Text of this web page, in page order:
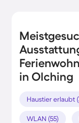
in Olching
Haustier erlaubt
WLAN (55)